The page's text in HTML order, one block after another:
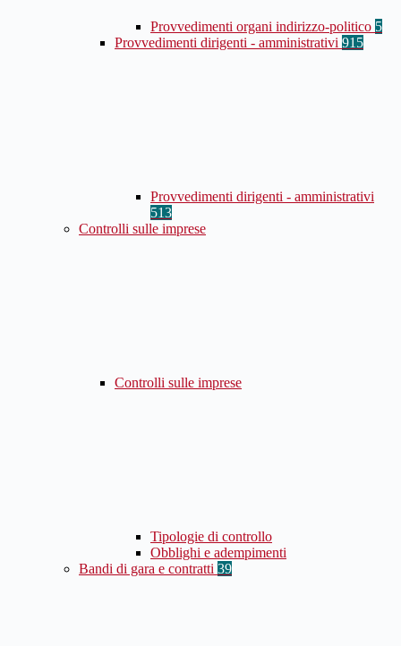
Provvedimenti organi indirizzo-politico 5
Provvedimenti dirigenti - amministrativi 915
Provvedimenti dirigenti - amministrativi
513
Controlli sulle imprese
Controlli sulle imprese
Tipologie di controllo
Obblighi e adempimenti
Bandi di gara e contratti 39